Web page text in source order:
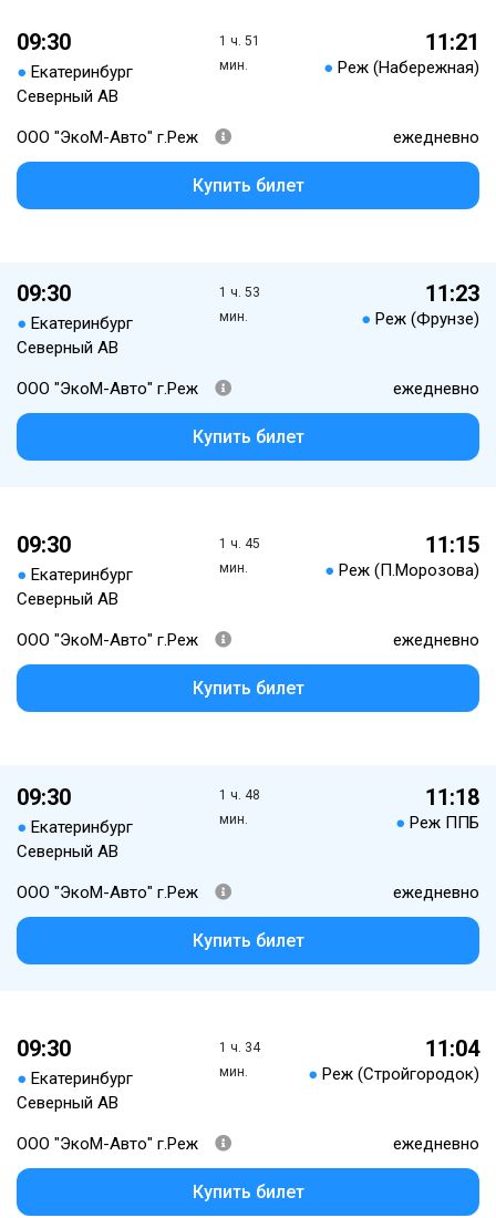
09:30
● Екатеринбург
Северный АВ
1 ч. 51
мин.
11:21
● Реж (Набережная)
ООО "ЭкоМ-Авто" г.Реж ежедневно
Купить билет
09:30
● Екатеринбург
Северный АВ
1 ч. 53
мин.
11:23
● Реж (Фрунзе)
ООО "ЭкоМ-Авто" г.Реж ежедневно
Купить билет
09:30
● Екатеринбург
Северный АВ
1 ч. 45
мин.
11:15
● Реж (П.Морозова)
ООО "ЭкоМ-Авто" г.Реж ежедневно
Купить билет
09:30
● Екатеринбург
Северный АВ
1 ч. 48
мин.
11:18
● Реж ППБ
ООО "ЭкоМ-Авто" г.Реж ежедневно
Купить билет
09:30
● Екатеринбург
Северный АВ
1 ч. 34
мин.
11:04
● Реж (Стройгородок)
ООО "ЭкоМ-Авто" г.Реж ежедневно
Купить билет